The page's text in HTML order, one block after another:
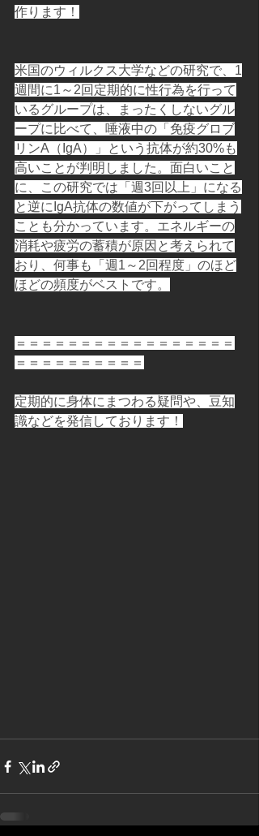
作ります！
米国のウィルクス大学などの研究で、1
週間に1～2回定期的に性行為を行って
いるグループは、まったくしないグル
ープに比べて、唾液中の「免疫グロブ
リンA（IgA）」という抗体が約30%も
高いことが判明しました。面白いこと
に、この研究では「週3回以上」になる
と逆にIgA抗体の数値が下がってしまう
ことも分かっています。エネルギーの
消耗や疲労の蓄積が原因と考えられて
おり、何事も「週1～2回程度」のほど
ほどの頻度がベストです。
＝＝＝＝＝＝＝＝＝＝＝＝＝＝＝＝＝
＝＝＝＝＝＝＝＝＝＝
定期的に身体にまつわる疑問や、豆知
識などを発信しております！